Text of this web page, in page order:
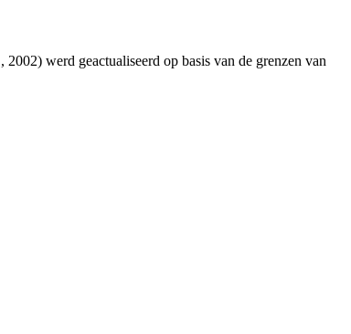
werd geactualiseerd op basis van de grenzen van